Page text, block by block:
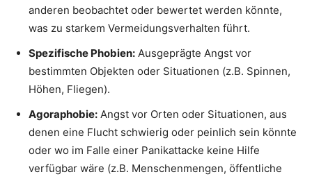
anderen beobachtet oder bewertet werden könnte,
was zu starkem Vermeidungsverhalten führt.
Spezifische Phobien: Ausgeprägte Angst vor
bestimmten Objekten oder Situationen (z.B. Spinnen,
Höhen, Fliegen).
Agoraphobie: Angst vor Orten oder Situationen, aus
denen eine Flucht schwierig oder peinlich sein könnte
oder wo im Falle einer Panikattacke keine Hilfe
verfügbar wäre (z.B. Menschenmengen, öffentliche